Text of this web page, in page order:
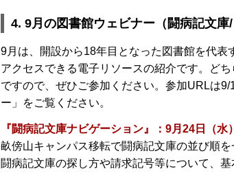
4. 9月の図書館ウェビナー（闘病記文庫/
9月は、開設から18年目となった図書館を代表
アクセスできる電子リソースの紹介です。ど
ですので、ぜひご参加ください。参加URLは
ー」をご覧ください。
『闘病記文庫ナビゲーション』：9月24日（水
畝傍山キャンパス移転で闘病記文庫の並び順を
闘病記文庫の探し方や請求記号等について、